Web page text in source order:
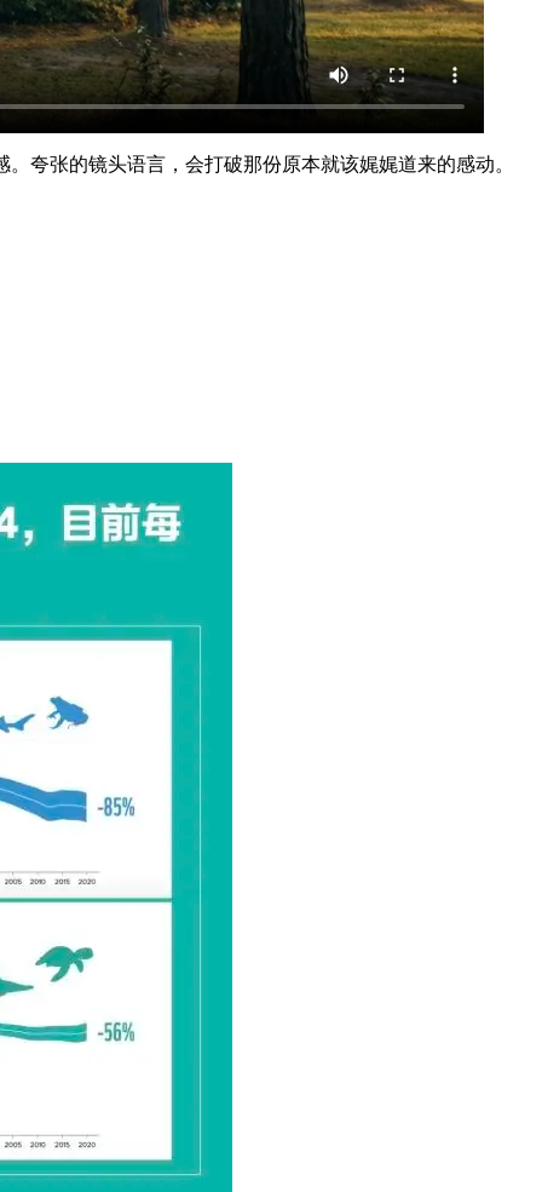
夸张的镜头语言，会打破那份原本就该娓娓道来的感动。